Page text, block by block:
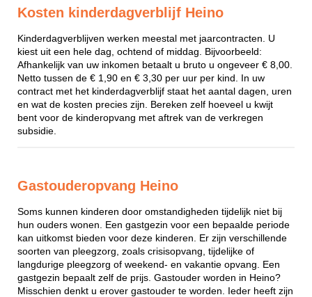
Kosten kinderdagverblijf Heino
Kinderdagverblijven werken meestal met jaarcontracten. U
kiest uit een hele dag, ochtend of middag. Bijvoorbeeld:
Afhankelijk van uw inkomen betaalt u bruto u ongeveer € 8,00.
Netto tussen de € 1,90 en € 3,30 per uur per kind. In uw
contract met het kinderdagverblijf staat het aantal dagen, uren
en wat de kosten precies zijn. Bereken zelf hoeveel u kwijt
bent voor de kinderopvang met aftrek van de verkregen
subsidie.
Gastouderopvang Heino
Soms kunnen kinderen door omstandigheden tijdelijk niet bij
hun ouders wonen. Een gastgezin voor een bepaalde periode
kan uitkomst bieden voor deze kinderen. Er zijn verschillende
soorten van pleegzorg, zoals crisisopvang, tijdelijke of
langdurige pleegzorg of weekend- en vakantie opvang. Een
gastgezin bepaalt zelf de prijs. Gastouder worden in Heino?
Misschien denkt u erover gastouder te worden. Ieder heeft zijn